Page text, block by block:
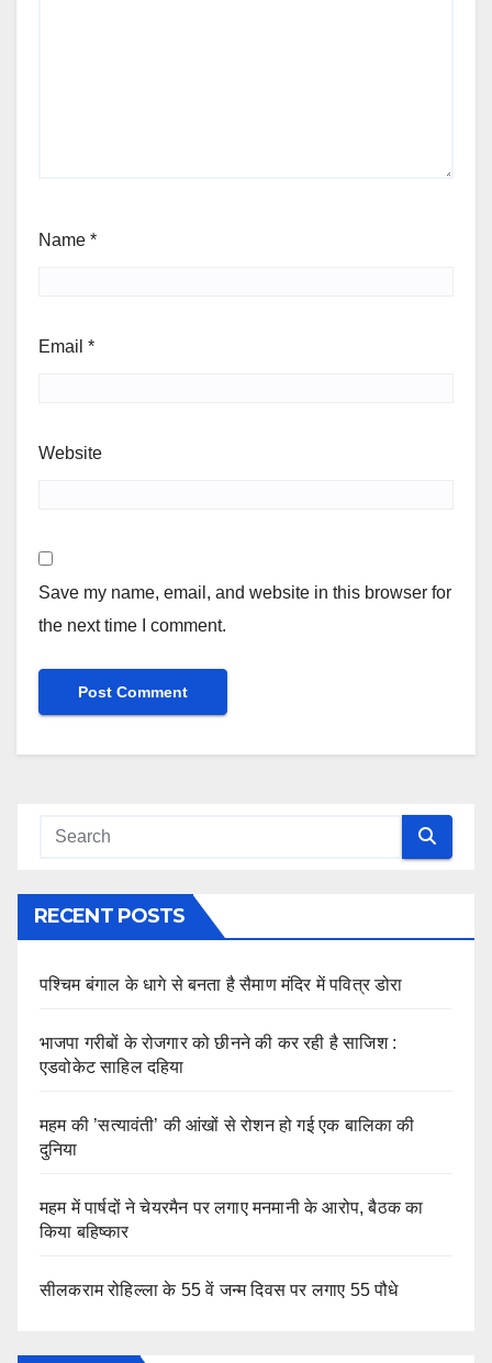
Name *
Email *
Website
Save my name, email, and website in this browser for
the next time I comment.
RECENT POSTS
पश्चिम बंगाल के धागे से बनता है सैमाण मंदिर में पवित्र डोरा
भाजपा गरीबों के रोजगार को छीनने की कर रही है साजिश :
एडवोकेट साहिल दहिया
महम की ’सत्यावंती’ की आंखों से रोशन हो गई एक बालिका की
दुनिया
महम में पार्षदों ने चेयरमैन पर लगाए मनमानी के आरोप, बैठक का
किया बहिष्कार
सीलकराम रोहिल्ला के 55 वें जन्म दिवस पर लगाए 55 पौधे